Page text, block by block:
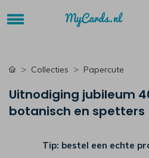
Collecties Papercute
Uitnodiging jubileum
botanisch en spetters
Tip: bestel een echte